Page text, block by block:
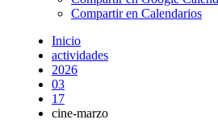
Compartir en Calendarios
Inicio
actividades
2026
03
17
cine-marzo